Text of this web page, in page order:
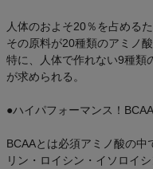
人体のおよそ20％を占めるた
その原料が20種類のアミノ酸
特に、人体で作れない9種類
が求められる。
●ハイパフォーマンス！
BCAAとは必須アミノ酸の
リン・ロイシン・イソロイシ